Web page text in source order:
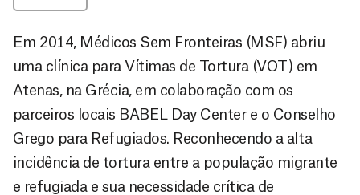
Em 2014, Médicos Sem Fronteiras (MSF) abriu
uma clínica para Vítimas de Tortura (VOT) em
Atenas, na Grécia, em colaboração com os
parceiros locais BABEL Day Center e o Conselho
Grego para Refugiados. Reconhecendo a alta
incidência de tortura entre a população migrante
e refugiada e sua necessidade crítica de